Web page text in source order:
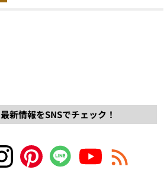
新情報をSNSでチェック！